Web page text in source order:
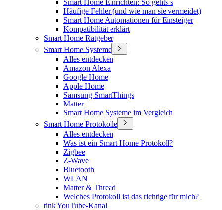
Smart Home Einrichten: So gehts`s
Häufige Fehler (und wie man sie vermeidet)
Smart Home Automationen für Einsteiger
Kompatibilität erklärt
Smart Home Ratgeber
Smart Home Systeme
Alles entdecken
Amazon Alexa
Google Home
Apple Home
Samsung SmartThings
Matter
Smart Home Systeme im Vergleich
Smart Home Protokolle
Alles entdecken
Was ist ein Smart Home Protokoll?
Zigbee
Z-Wave
Bluetooth
WLAN
Matter & Thread
Welches Protokoll ist das richtige für mich?
tink YouTube-Kanal